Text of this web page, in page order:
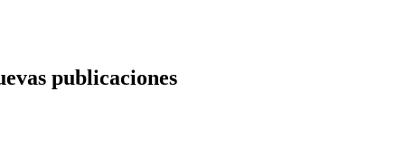
publicaciones